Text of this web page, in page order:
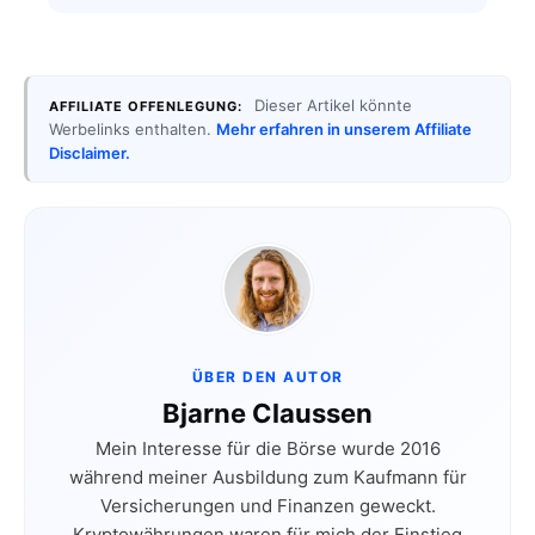
AFFILIATE OFFENLEGUNG:
Dieser Artikel könnte
Werbelinks enthalten. Mehr erfahren in unserem Affiliate
Disclaimer.
ÜBER DEN AUTOR
Bjarne Claussen
Mein Interesse für die Börse wurde 2016
während meiner Ausbildung zum Kaufmann für
Versicherungen und Finanzen geweckt.